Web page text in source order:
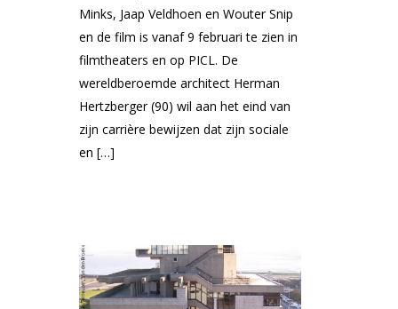
Minks, Jaap Veldhoen en Wouter Snip
en de film is vanaf 9 februari te zien in
filmtheaters en op PICL. De
wereldberoemde architect Herman
Hertzberger (90) wil aan het eind van
zijn carrière bewijzen dat zijn sociale
en […]